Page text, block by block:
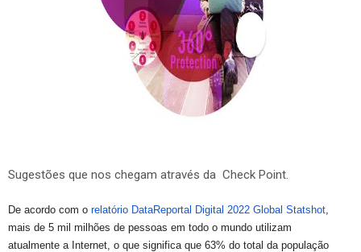
Sugestões que nos chegam através da Check Point.
De acordo com o relatório DataReportal Digital 2022 Global Statshot,
mais de 5 mil milhões de pessoas em todo o mundo utilizam
atualmente a Internet, o que significa que 63% do total da população